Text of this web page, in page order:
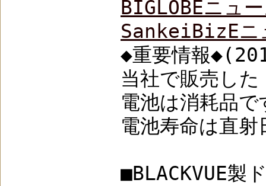
BIGLOBEニュ
SankeiBizEニ
◆重要情報
当社で販売し
電池は消耗品
電池寿命は直
■BLACKVUE製